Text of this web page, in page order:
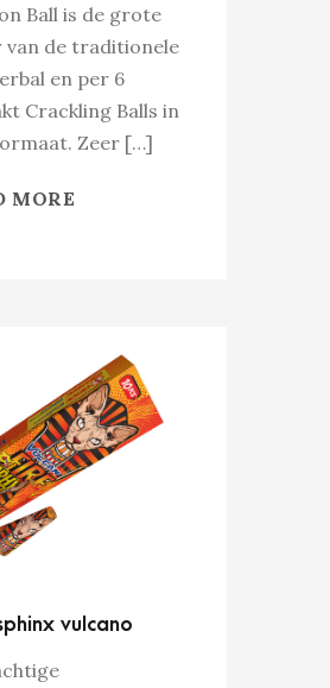
Ball is de grote
van de traditionele
en per 6
Crackling Balls in
Zeer […]
MORE
vulcano